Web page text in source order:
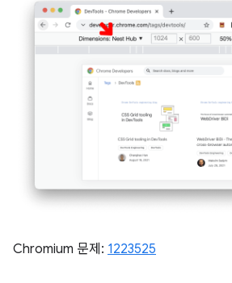
Chromium 문제: 1223525